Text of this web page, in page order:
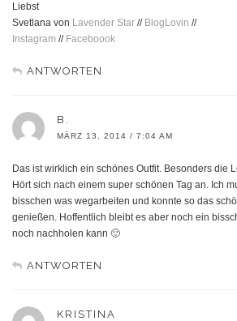
Liebst
Svetlana von Lavender Star // BlogLovin //
Instagram // Faceboook
ANTWORTEN
B.
MÄRZ 13, 2014 / 7:04 AM
Das ist wirklich ein schönes Outfit. Besonders die
Hört sich nach einem super schönen Tag an. Ich
bisschen was wegarbeiten und konnte so das
genießen. Hoffentlich bleibt es aber noch ein
noch nachholen kann 🙂
ANTWORTEN
KRISTINA